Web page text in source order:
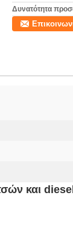
Δυνατότητα
και